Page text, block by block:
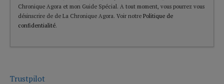
Chronique Agora et mon Guide Spécial. A tout moment, vous pourrez vous
désinscrire de de La Chronique Agora. Voir notre Politique de
confidentialité.
Trustpilot